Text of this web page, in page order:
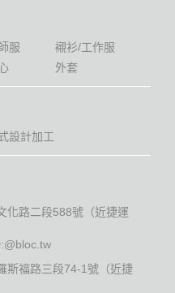
服
襯衫/工作服
外套
設計加工
化路二段588號（近捷運
斯福路三段74-1號（近捷